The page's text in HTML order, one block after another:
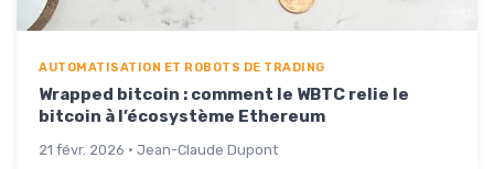
AUTOMATISATION ET ROBOTS DE TRADING
Wrapped bitcoin : comment le WBTC relie le
bitcoin à l’écosystème Ethereum
21 févr. 2026 · Jean-Claude Dupont